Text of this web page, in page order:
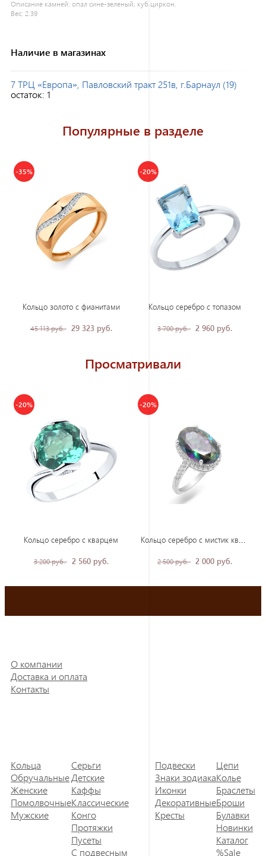
Описание камней: опал сине-зеленый, куб.циркон.
Вес: 2.39
Наличие в магазинах
7 ТРЦ «Европа», Павловский тракт 251в, г.Барнаул (19)
остаток: 1
Популярные в разделе
-35%
Кольцо золото с фианитами
45 113 руб. 29 323 руб.
-20%
Кольцо серебро с топазом
3 700 руб. 2 960 руб.
Просматривали
-20%
Кольцо серебро с кварцем
3 200 руб. 2 560 руб.
-20%
2 500 руб. 2 000 руб.
О компании
Доставка и оплата
Контакты
Кольца
Обручальные
Женские
Помолвочные
Мужские
Серьги
Детские
Каффы
Классические
Конго
Протяжки
Пусеты
С подвесным
Подвески
Знаки зодиака
Иконки
Декоративные
Кресты
Цепи
Колье
Браслеты
Броши
Булавки
Новинки
Каталог
%Sale